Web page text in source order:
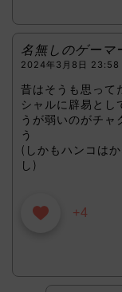
名無しのゲーマ
2024年3月8日 23:58
昔はそうも思って
シャルに辟易とし
うが弱いのがチ
う
(しかもハンコは
し)
+4